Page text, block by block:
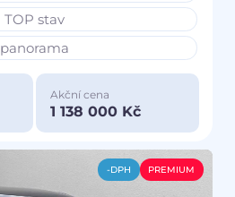
TOP stav
panorama
Akční cena
1 138 000 Kč
-DPH PREMIUM